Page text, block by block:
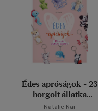
Édes apróságok - 23
horgolt állatka
kulcstartóra
Natalie Nar